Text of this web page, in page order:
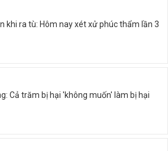
khi ra tù: Hôm nay xét xử phúc thẩm lần 3
Cả trăm bị hại 'không muốn' làm bị hại